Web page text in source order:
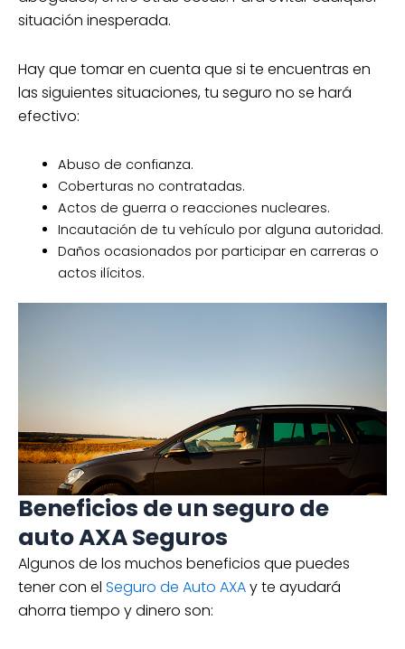
situación inesperada.
Hay que tomar en cuenta que si te encuentras en
las siguientes situaciones, tu seguro no se hará
efectivo:
Abuso de confianza.
Coberturas no contratadas.
Actos de guerra o reacciones nucleares.
Incautación de tu vehículo por alguna autoridad.
Daños ocasionados por participar en carreras o
actos ilícitos.
Beneficios de un seguro de
auto AXA Seguros
Algunos de los muchos beneficios que puedes
tener con el Seguro de Auto AXAy te ayudará
ahorra tiempo y dinero son: